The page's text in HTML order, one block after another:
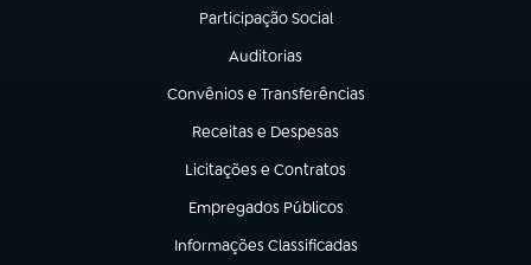
Participação Social
(abre em nova aba)
Auditorias
(abre em nova aba)
Convênios e Transferências
(abre em nova aba)
Receitas e Despesas
(abre em nova aba)
Licitações e Contratos
(abre em nova aba)
Empregados Públicos
(abre em nova aba)
Informações Classificadas
(abre em nova aba)